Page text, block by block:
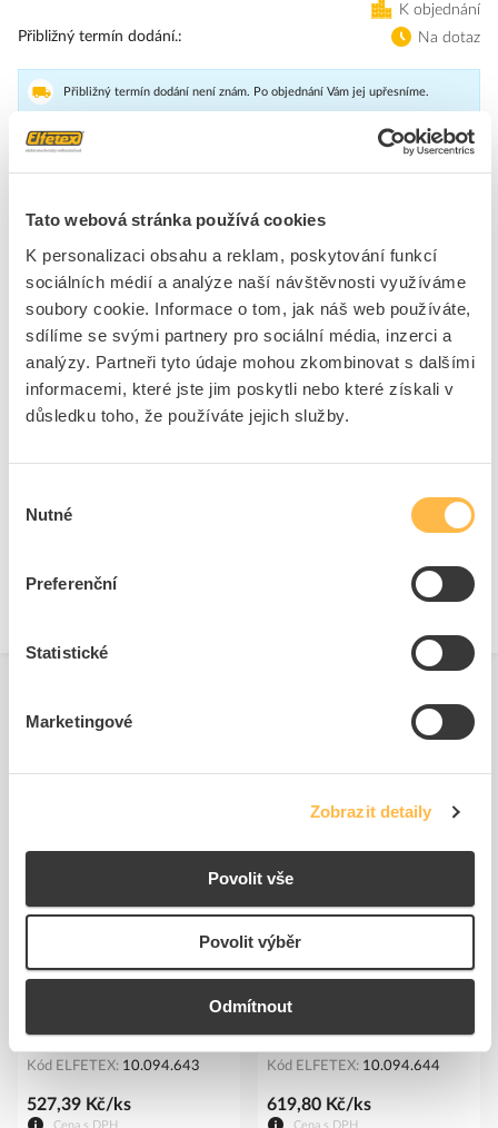
Tato webová stránka používá cookies
K personalizaci obsahu a reklam, poskytování funkcí
sociálních médií a analýze naší návštěvnosti využíváme
soubory cookie. Informace o tom, jak náš web používáte,
sdílíme se svými partnery pro sociální média, inzerci a
analýzy. Partneři tyto údaje mohou zkombinovat s dalšími
informacemi, které jste jim poskytli nebo které získali v
důsledku toho, že používáte jejich služby.
souhlasu
Nutné
Preferenční
Statistické
Marketingové
Zobrazit detaily
Povolit vše
Povolit výběr
Odmítnout
K objednání
Přibližný termín dodání.
Na dotaz
Přibližný termín dodání není znám. Po objednání Vám jej upřesníme.
Značka LEGRAND
Příhrádky na dokumentaci rozvaděčů
Šedá
Provedení
Kapsa na schémata
Samolepící upevnění
Ano
Rám BFZ-DIN S-3/72
Kód ELFETEX 10.094.643
Cena s DPH
527,39 Kč/ks
Rám BFZ-DIN S-4/96
Kód ELFETEX 10.094.644
Cena s DPH
619,80 Kč/ks